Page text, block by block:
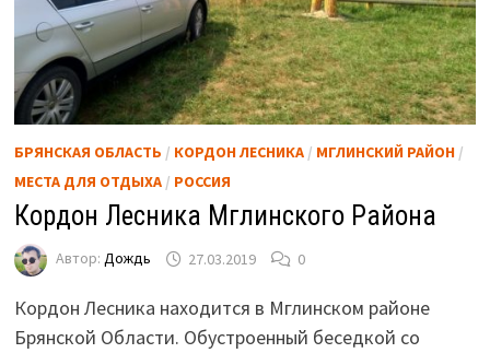
БРЯНСКАЯ ОБЛАСТЬ / КОРДОН ЛЕСНИКА/ МГЛИНСКИЙ РАЙОН/
МЕСТА ДЛЯ ОТДЫХА/ РОССИЯ
Кордон Лесника Мглинского Района
Автор: Дождь 27.03.2019 0
Кордон Лесника находится в Мглинском районе
Брянской Области. Обустроенный беседкой со